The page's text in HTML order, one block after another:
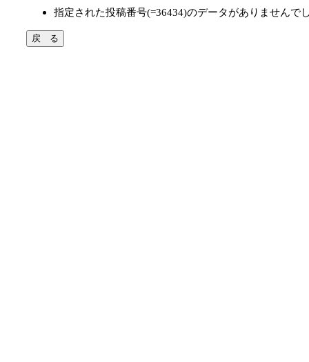
指定された投稿番号(=36434)のデータがありませんで